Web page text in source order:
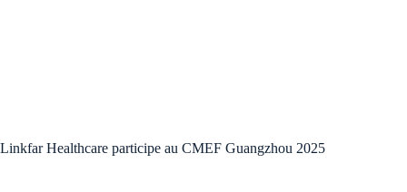
Linkfar Healthcare participe au CMEF Guangzhou 2025